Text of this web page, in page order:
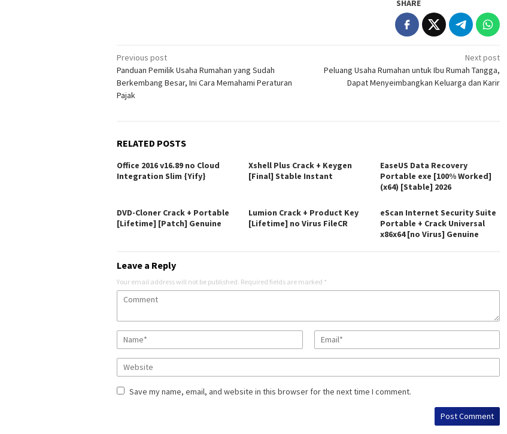
SHARE
Post
navigation
Previous post
Panduan Pemilik Usaha Rumahan yang Sudah
Berkembang Besar, Ini Cara Memahami Peraturan
Pajak
Next post
Peluang Usaha Rumahan untuk Ibu Rumah Tangga,
Dapat Menyeimbangkan Keluarga dan Karir
RELATED POSTS
Office 2016 v16.89 no Cloud
Integration Slim {Yify}
Xshell Plus Crack + Keygen
[Final] Stable Instant
EaseUS Data Recovery
Portable exe [100% Worked]
(x64) [Stable] 2026
DVD-Cloner Crack + Portable
[Lifetime] [Patch] Genuine
Lumion Crack + Product Key
[Lifetime] no Virus FileCR
eScan Internet Security Suite
Portable + Crack Universal
x86x64 [no Virus] Genuine
Leave a Reply
Your email address will not be published. Required fields are marked *
Save my name, email, and website in this browser for the next time I comment.